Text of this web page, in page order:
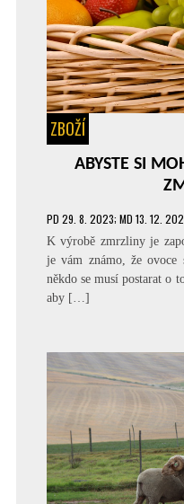
ZBOŽÍ
ABYSTE SI
PD 29. 8. 2023; MD 13. 12.
K výrobě zmrzliny je
je vám známo, že ovoce
někdo se musí postarat o
aby […]